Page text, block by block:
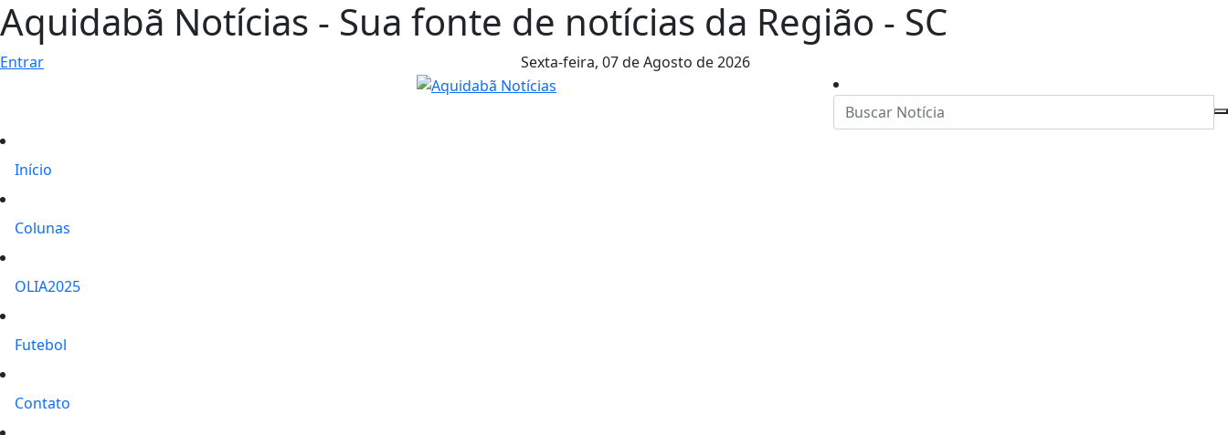
Aquidabã Notícias - Sua fonte de notícias da Região - SC
Entrar Sexta-feira, 07 de Agosto de 2026
Início
Colunas
OLIA2025
Futebol
Contato